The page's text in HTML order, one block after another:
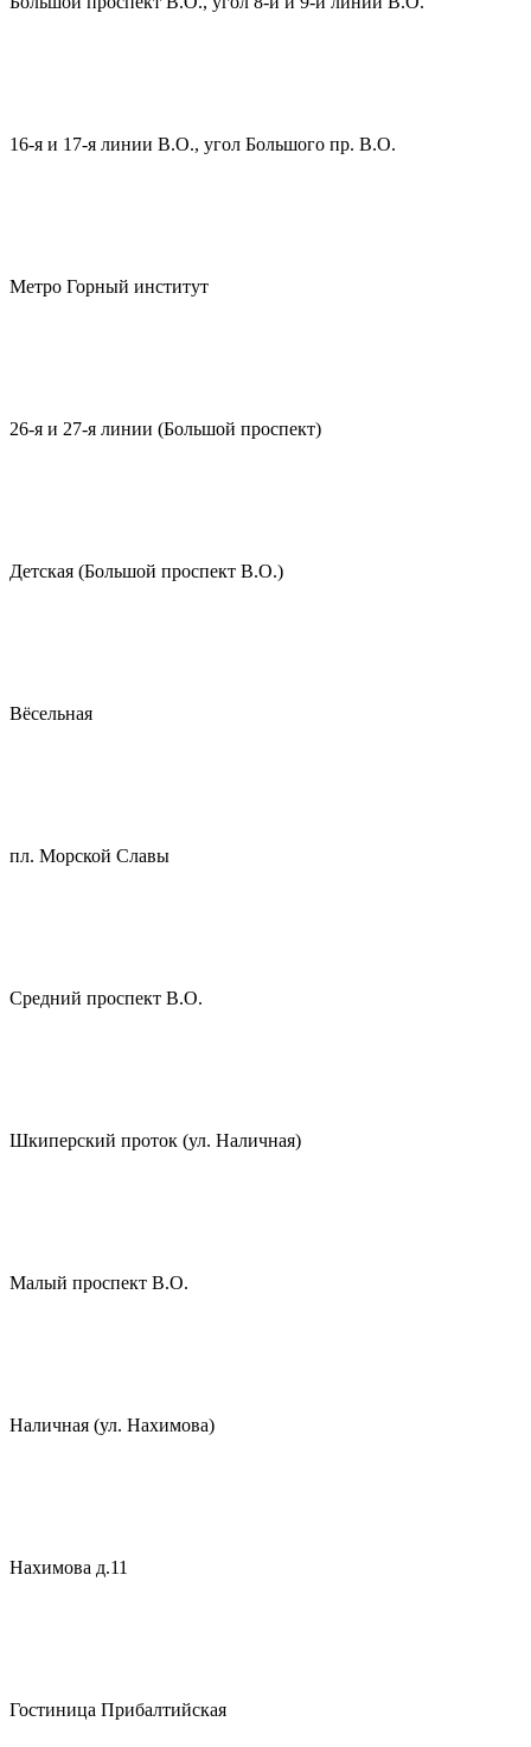
16-я и 17-я линии В.О., угол Большого пр. В.О.
Метро Горный институт
26-я и 27-я линии (Большой проспект)
Детская (Большой проспект В.О.)
Вёсельная
пл. Морской Славы
Средний проспект В.О.
Шкиперский проток (ул. Наличная)
Малый проспект В.О.
Наличная (ул. Нахимова)
Нахимова д.11
Гостиница Прибалтийская